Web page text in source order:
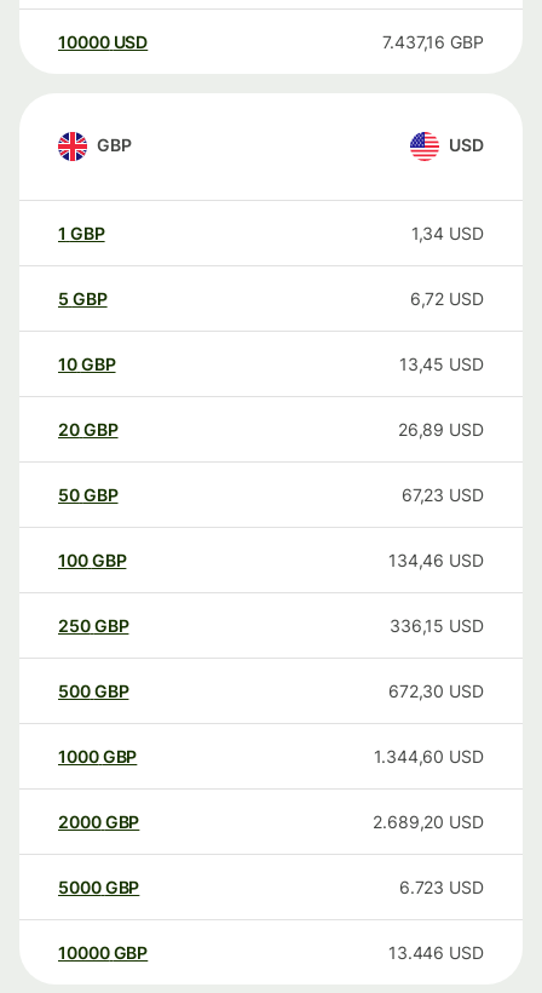
10000 USD 7.437,16 GBP
GBP USD
1 GBP 1,34 USD
5 GBP 6,72 USD
10GBP 13,45 USD
20GBP 26,89 USD
50GBP 67,23 USD
100GBP 134,46 USD
250GBP 336,15 USD
500GBP 672,30 USD
1000GBP 1.344,60 USD
2000GBP 2.689,20 USD
5000GBP 6.723 USD
10000 GBP 13.446 USD